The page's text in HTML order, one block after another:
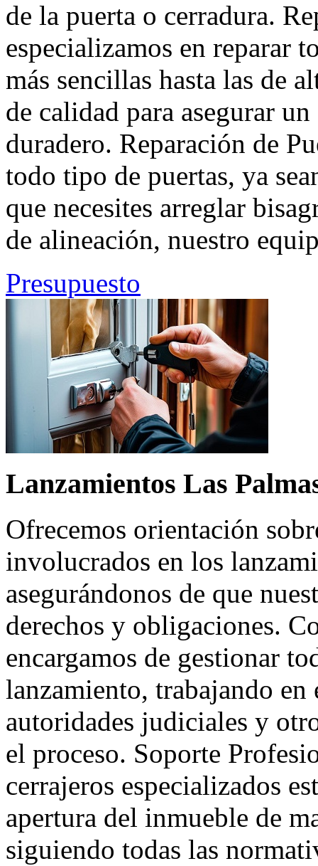
de la puerta o cerradura.
especializamos en reparar
más sencillas hasta las de
de calidad para asegurar
duradero. Reparación de
todo tipo de puertas, ya
que necesites arreglar
de alineación, nuestro
Presupuesto
Lanzamientos Las
Ofrecemos orientación
involucrados en los
asegurándonos de que
derechos y obligaciones.
encargamos de gestionar
lanzamiento, trabajando en
autoridades judiciales y
el proceso. Soporte
cerrajeros especializados
apertura del inmueble de
siguiendo todas las